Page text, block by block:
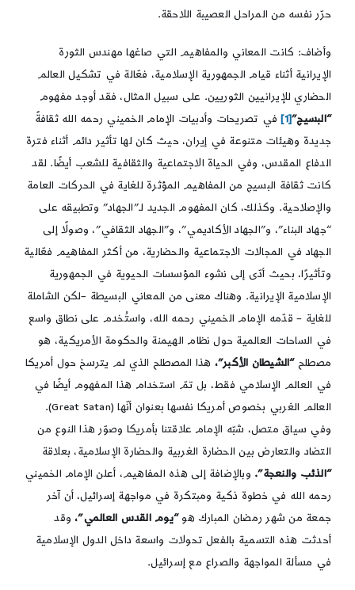
حرّر نفسه من المراحل العصيبة اللاحقة.
وأضاف: كانت المعاني والمفاهيم التي صاغها مهندس الثورة
الإيرانية أثناء قيام الجمهورية الإسلامية، فعّالة في تشكيل العالم
الحضاري للإيرانيين الثوريين. على سبيل المثال، فقد أوجد مفهوم
“البسيج”[1] في تصريحات وأدبيات الإمام الخميني رحمه الله ثقافةً
جديدة وهيئات متنوعة في إيران، حيث كان لها تأثير دائم أثناء فترة
الدفاع المقدس، وفي الحياة الاجتماعية والثقافية للشعب أيضًا. لقد
كانت ثقافة البسيج من المفاهيم المؤثرة للغاية في الحركات العامة
والإصلاحية. وكذلك، كان المفهوم الجديد لـ”الجهاد” وتطبيقه على
“جهاد البناء”، و”الجهاد الأكاديمي”، و”الجهاد الثقافي”، وصولًا إلى
الجهاد في المجالات الاجتماعية والحضارية، من أكثر المفاهيم فعّالية
وتأثيرًا، بحيث أدّى إلى نشوء المؤسسات الحيوية في الجمهورية
الإسلامية الإيرانية. وهناك معنى من المعاني البسيطة –لكن الشاملة
للغاية – قدّمه الإمام الخميني رحمه الله، واستُخدم على نطاق واسع
في الساحات العالمية حول نظام الهيمنة والحكومة الأمريكية، هو
مصطلح“الشيطان الأكبر”، هذا المصطلح الذي لم يترسخ حول أمريكا
في العالم الإسلامي فقط، بل تمّ استخدام هذا المفهوم أيضًا في
العالم الغربي بخصوص أمريكا نفسها بعنوان أنّها (Great Satan).
وفي سياق متصل، شبّه الإمام علاقتنا بأمريكا وصوّر هذا النوع من
التضاد والتعارض بين الحضارة الغربية والحضارة الإسلامية، بعلاقة
“الذئب والنعجة”. وبالإضافة إلى هذه المفاهيم، أعلن الإمام الخميني
رحمه الله في خطوة ذكية ومبتكرة في مواجهة إسرائيل، أن آخر
جمعة من شهر رمضان المبارك هو“يوم القدس العالمي”،وقد
أحدثت هذه التسمية بالفعل تحولات واسعة داخل الدول الإسلامية
في مسألة المواجهة والصراع مع إسرائيل.